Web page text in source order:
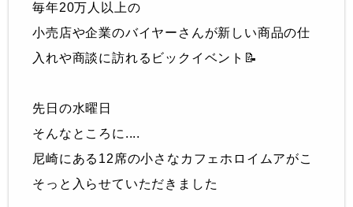
毎年20万人以上の
小売店や企業のバイヤーさんが新しい商品の仕
入れや商談に訪れるビックイベント📝
先日の水曜日
そんなところに....
尼崎にある12席の小さなカフェホロイムアがこ
そっと入らせていただきました